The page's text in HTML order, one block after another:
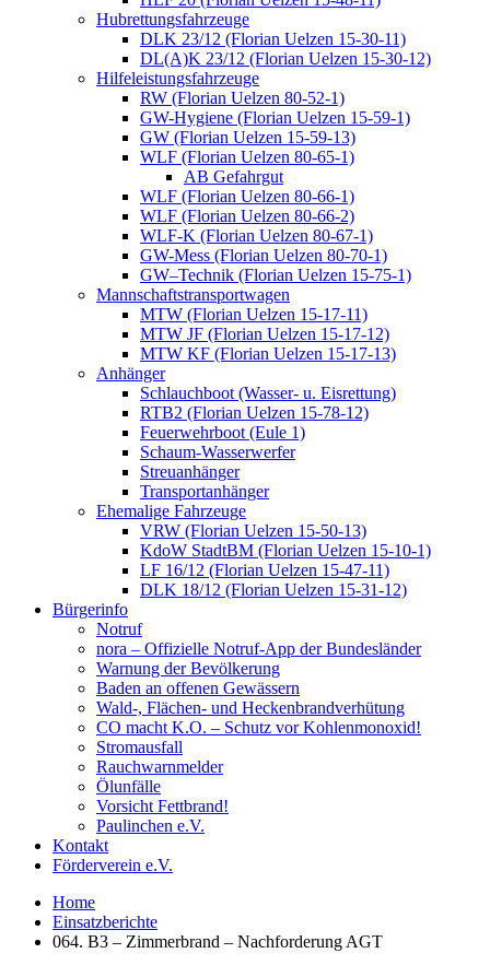
Hubrettungsfahrzeuge
DLK 23/12 (Florian Uelzen 15-30-11)
DL(A)K 23/12 (Florian Uelzen 15-30-12)
Hilfeleistungsfahrzeuge
RW (Florian Uelzen 80-52-1)
GW-Hygiene (Florian Uelzen 15-59-1)
GW (Florian Uelzen 15-59-13)
WLF (Florian Uelzen 80-65-1)
AB Gefahrgut
WLF (Florian Uelzen 80-66-1)
WLF (Florian Uelzen 80-66-2)
WLF-K (Florian Uelzen 80-67-1)
GW-Mess (Florian Uelzen 80-70-1)
GW–Technik (Florian Uelzen 15-75-1)
Mannschaftstransportwagen
MTW (Florian Uelzen 15-17-11)
MTW JF (Florian Uelzen 15-17-12)
MTW KF (Florian Uelzen 15-17-13)
Anhänger
Schlauchboot (Wasser- u. Eisrettung)
RTB2 (Florian Uelzen 15-78-12)
Feuerwehrboot (Eule 1)
Schaum-Wasserwerfer
Streuanhänger
Transportanhänger
Ehemalige Fahrzeuge
VRW (Florian Uelzen 15-50-13)
KdoW StadtBM (Florian Uelzen 15-10-1)
LF 16/12 (Florian Uelzen 15-47-11)
DLK 18/12 (Florian Uelzen 15-31-12)
Bürgerinfo
Notruf
nora – Offizielle Notruf-App der Bundesländer
Warnung der Bevölkerung
Baden an offenen Gewässern
Wald-, Flächen- und Heckenbrandverhütung
CO macht K.O. – Schutz vor Kohlenmonoxid!
Stromausfall
Rauchwarnmelder
Ölunfälle
Vorsicht Fettbrand!
Paulinchen e.V.
Kontakt
Förderverein e.V.
Home
Einsatzberichte
064. B3 – Zimmerbrand – Nachforderung AGT